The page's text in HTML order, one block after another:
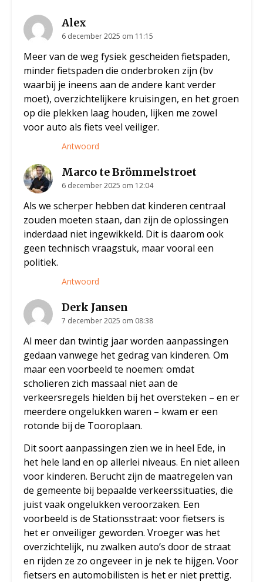
Alex
6 december 2025 om 11:15
Meer van de weg fysiek gescheiden fietspaden,
minder fietspaden die onderbroken zijn (bv
waarbij je ineens aan de andere kant verder
moet), overzichtelijkere kruisingen, en het groen
op die plekken laag houden, lijken me zowel
voor auto als fiets veel veiliger.
Antwoord
Marco te Brömmelstroet
6 december 2025 om 12:04
Als we scherper hebben dat kinderen centraal
zouden moeten staan, dan zijn de oplossingen
inderdaad niet ingewikkeld. Dit is daarom ook
geen technisch vraagstuk, maar vooral een
politiek.
Antwoord
Derk Jansen
7 december 2025 om 08:38
Al meer dan twintig jaar worden aanpassingen
gedaan vanwege het gedrag van kinderen. Om
maar een voorbeeld te noemen: omdat
scholieren zich massaal niet aan de
verkeersregels hielden bij het oversteken – en er
meerdere ongelukken waren – kwam er een
rotonde bij de Tooroplaan.
Dit soort aanpassingen zien we in heel Ede, in
het hele land en op allerlei niveaus. En niet alleen
voor kinderen. Berucht zijn de maatregelen van
de gemeente bij bepaalde verkeerssituaties, die
juist vaak ongelukken veroorzaken. Een
voorbeeld is de Stationsstraat: voor fietsers is
het er onveiliger geworden. Vroeger was het
overzichtelijk, nu zwalken auto’s door de straat
en rijden ze zo ongeveer in je nek te hijgen. Voor
fietsers en automobilisten is het er niet prettig.